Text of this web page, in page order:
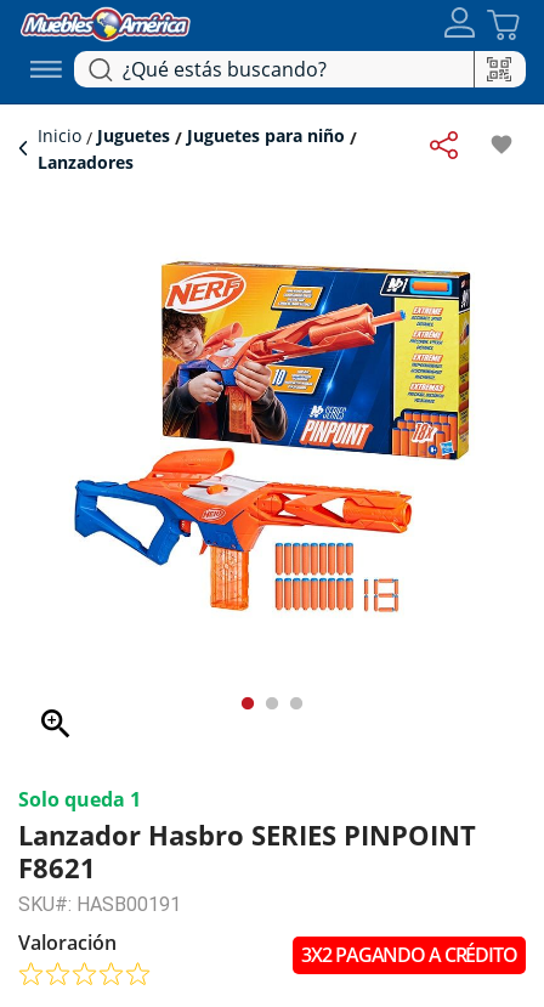
Inicio Juguetes
Juguetes para niño
Lanzadores
favorite
zoom_in
Solo queda 1
Lanzador Hasbro SERIES PINPOINT
F8621
SKU#: HASB00191
Valoración 3X2 PAGANDO A CRÉDITO